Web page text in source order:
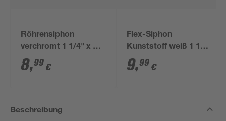
Röhrensiphon
verchromt 1 1/4" x 32
mm
8,99 €
Flex-Siphon
Kunststoff weiß 1 1/2'
x 40/50 mm
9,99 €
Beschreibung